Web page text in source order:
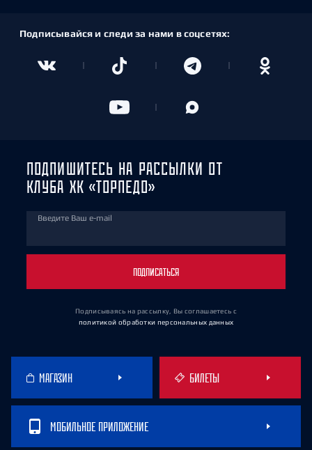
Подписывайся и следи за нами в соцсетях:
ПОДПИШИТЕСЬ НА РАССЫЛКИ ОТ
КЛУБА ХК «ТОРПЕДО»
Введите Ваш e-mail
ПОДПИСАТЬСЯ
Подписываясь на рассылку, Вы соглашаетесь с
политикой обработки персональных данных
МАГАЗИН БИЛЕТЫ
МОБИЛЬНОЕ ПРИЛОЖЕНИЕ